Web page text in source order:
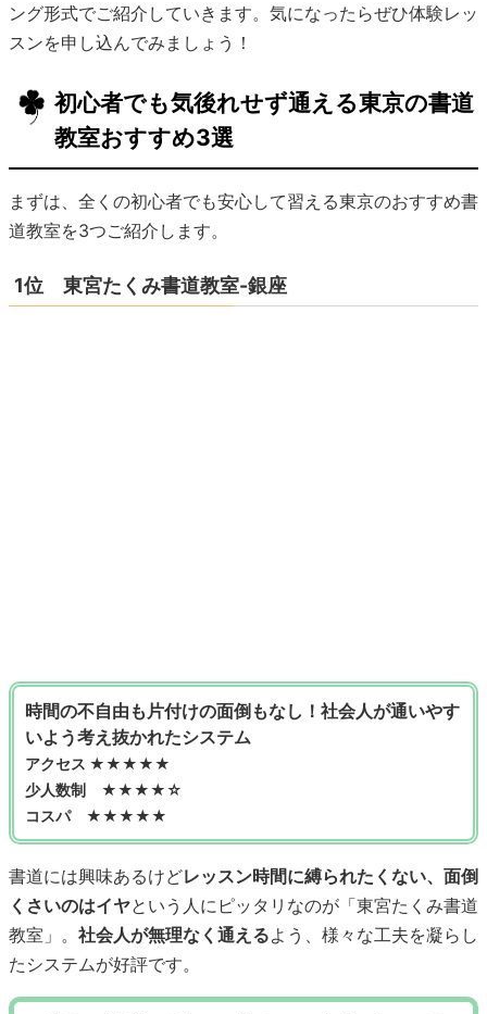
ング形式でご紹介していきます。気になったらぜひ体験レッ
スンを申し込んでみましょう！
初心者でも気後れせず通える東京の書道
教室おすすめ3選
まずは、全くの初心者でも安心して習える東京のおすすめ書
道教室を3つご紹介します。
1位 東宮たくみ書道教室-銀座
時間の不自由も片付けの面倒もなし！社会人が通いやす
いよう考え抜かれたシステム
アクセス ★★★★★
少人数制 ★★★★☆
コスパ ★★★★★
書道には興味あるけどレッスン時間に縛られたくない、面倒
くさいのはイヤという人にピッタリなのが「東宮たくみ書道
教室」。 社会人が無理なく通えるよう、様々な工夫を凝らし
たシステムが好評です。